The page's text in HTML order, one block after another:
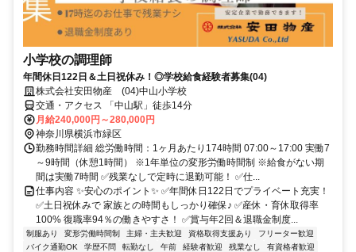
小学校の調理師
年間休日122日＆土日祝休み！◎学校給食経験者募集(04)
株式会社安田物産 (04)中山小学校
交通・アクセス 「中山駅」徒歩14分
月給240,000円～280,000円
神奈川県横浜市緑区
勤務時間詳細 総労働時間：1ヶ月あたり174時間 07:00～17:00 実働7
～9時間（休憩1時間） ※1年単位の変形労働時間制 ※給食がない期
間は実働7時間 ✅残業なしで定時に退勤可能！ ✅仕...
仕事内容 ✨安心のポイント✨ ✅年間休日122日でプライベート充実！
✅土日祝休みで 家族との時間もしっかり確保♪ ✅産休・育休取得率
100% 復職率94％の働きやすさ！ ✅賞与年2回＆退職金制度...
制服あり 変形労働時間制 主婦・主夫歓迎 資格取得支援あり
フリーター歓迎
バイク通勤OK
学歴不問 転勤なし 午前 経験者歓迎 残業なし
有資格者歓迎